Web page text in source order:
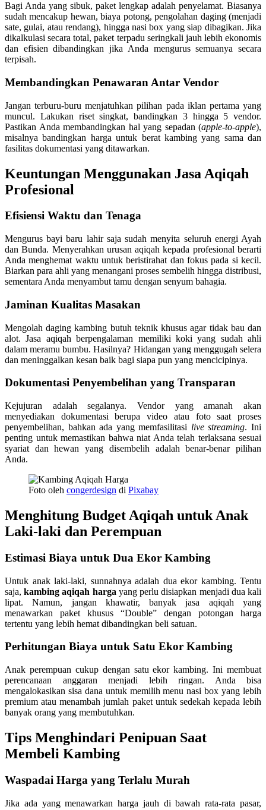
Bagi Anda yang sibuk, paket lengkap adalah penyelamat. Biasanya
sudah mencakup hewan, biaya potong, pengolahan daging (menjadi
sate, gulai, atau rendang), hingga nasi box yang siap dibagikan. Jika
dikalkulasi secara total, paket terpadu seringkali jauh lebih ekonomis
dan efisien dibandingkan jika Anda mengurus semuanya secara
terpisah.
Membandingkan Penawaran Antar Vendor
Jangan terburu-buru menjatuhkan pilihan pada iklan pertama yang
muncul. Lakukan riset singkat, bandingkan 3 hingga 5 vendor.
Pastikan Anda membandingkan hal yang sepadan (apple-to-apple),
misalnya bandingkan harga untuk berat kambing yang sama dan
fasilitas dokumentasi yang ditawarkan.
Keuntungan Menggunakan Jasa Aqiqah
Profesional
Efisiensi Waktu dan Tenaga
Mengurus bayi baru lahir saja sudah menyita seluruh energi Ayah
dan Bunda. Menyerahkan urusan aqiqah kepada profesional berarti
Anda menghemat waktu untuk beristirahat dan fokus pada si kecil.
Biarkan para ahli yang menangani proses sembelih hingga distribusi,
sementara Anda menyambut tamu dengan senyum bahagia.
Jaminan Kualitas Masakan
Mengolah daging kambing butuh teknik khusus agar tidak bau dan
alot. Jasa aqiqah berpengalaman memiliki koki yang sudah ahli
dalam meramu bumbu. Hasilnya? Hidangan yang menggugah selera
dan meninggalkan kesan baik bagi siapa pun yang mencicipinya.
Dokumentasi Penyembelihan yang Transparan
Kejujuran adalah segalanya. Vendor yang amanah akan
menyediakan dokumentasi berupa video atau foto saat proses
penyembelihan, bahkan ada yang memfasilitasi live streaming. Ini
penting untuk memastikan bahwa niat Anda telah terlaksana sesuai
syariat dan hewan yang disembelih adalah benar-benar pilihan
Anda.
Foto oleh congerdesign di Pixabay
Menghitung Budget Aqiqah untuk Anak
Laki-laki dan Perempuan
Estimasi Biaya untuk Dua Ekor Kambing
Untuk anak laki-laki, sunnahnya adalah dua ekor kambing. Tentu
saja,kambing aqiqah harga yang perlu disiapkan menjadi dua kali
lipat. Namun, jangan khawatir, banyak jasa aqiqah yang
menawarkan paket khusus “Double” dengan potongan harga
tertentu yang lebih hemat dibandingkan beli satuan.
Perhitungan Biaya untuk Satu Ekor Kambing
Anak perempuan cukup dengan satu ekor kambing. Ini membuat
perencanaan anggaran menjadi lebih ringan. Anda bisa
mengalokasikan sisa dana untuk memilih menu nasi box yang lebih
premium atau menambah jumlah paket untuk sedekah kepada lebih
banyak orang yang membutuhkan.
Tips Menghindari Penipuan Saat
Membeli Kambing
Waspadai Harga yang Terlalu Murah
Jika ada yang menawarkan harga jauh di bawah rata-rata pasar,